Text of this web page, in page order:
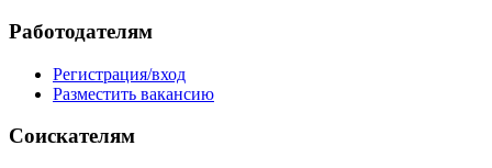
Работодателям
Регистрация/вход
Разместить вакансию
Соискателям